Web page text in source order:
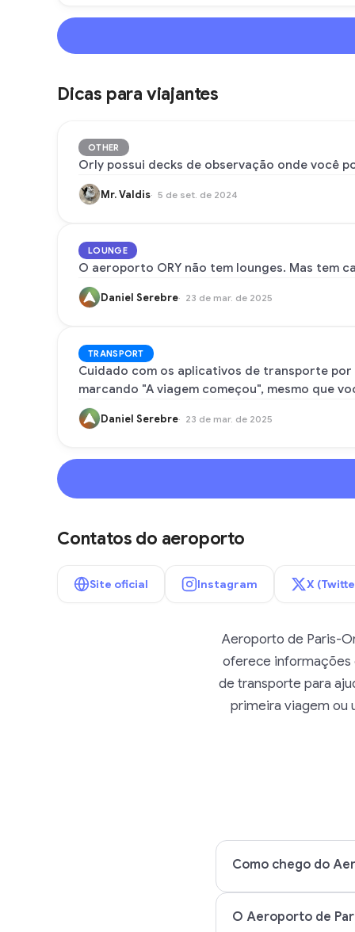
Dicas para viajantes
OTHER
Orly possui decks de observação onde você
Mr. Valdis 5 de set. de 2024
LOUNGE
O aeroporto ORY não tem lounges. Mas tem
Daniel Serebre 23 de mar. de 2025
TRANSPORT
Cuidado com os aplicativos de transporte
marcando "A viagem começou", mesmo que
Daniel Serebre 23 de mar. de 2025
Contatos do aeroporto
Site oficial Instagram X
Aeroporto de Paris-
oferece informações
de transporte para
primeira viagem ou
Como chego do
O Aeroporto de